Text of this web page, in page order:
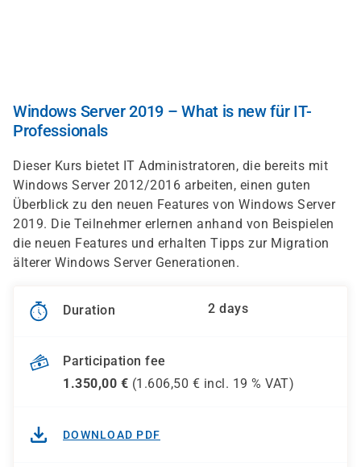
Windows Server 2019 – What is new für IT-
Professionals
Dieser Kurs bietet IT Administratoren, die bereits mit
Windows Server 2012/2016 arbeiten, einen guten
Überblick zu den neuen Features von Windows Server
2019. Die Teilnehmer erlernen anhand von Beispielen
die neuen Features und erhalten Tipps zur Migration
älterer Windows Server Generationen.
Duration 2 days
Participation fee
1.350,00 € (1.606,50 € incl. 19 % VAT)
DOWNLOAD PDF